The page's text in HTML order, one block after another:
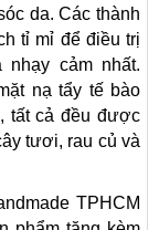
da. Các thành
tỉ mỉ để điều trị
cảm nhất.
nạ tẩy tế bào
tất cả đều được
tươi, rau củ và
TPHCM